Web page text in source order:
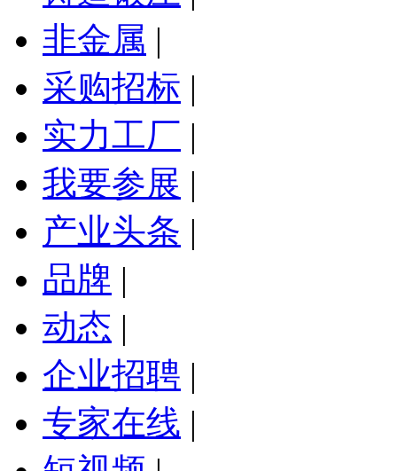
非金属 |
采购招标 |
实力工厂 |
我要参展 |
产业头条 |
品牌 |
动态 |
企业招聘 |
专家在线 |